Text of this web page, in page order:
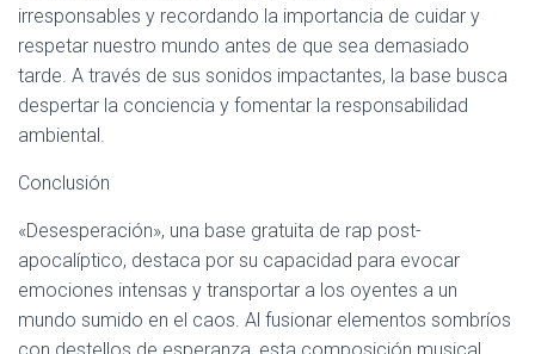
irresponsables y recordando la importancia de cuidar y
respetar nuestro mundo antes de que sea demasiado
tarde. A través de sus sonidos impactantes, la base busca
despertar la conciencia y fomentar la responsabilidad
ambiental.
Conclusión
«Desesperación», una base gratuita de rap post-
apocalíptico, destaca por su capacidad para evocar
emociones intensas y transportar a los oyentes a un
mundo sumido en el caos. Al fusionar elementos sombríos